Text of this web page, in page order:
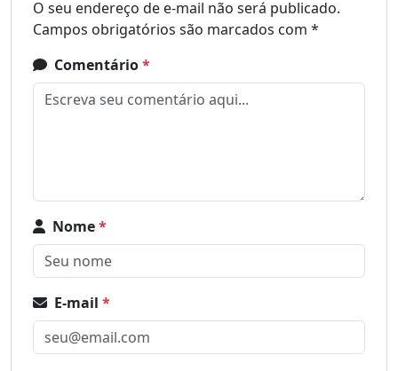
O seu endereço de e-mail não será publicado.
Campos obrigatórios são marcados com *
Comentário*
Nome*
E-mail *